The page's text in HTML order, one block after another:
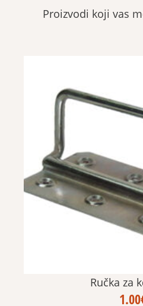
Proizvodi koji vas
Ručka za
1.00